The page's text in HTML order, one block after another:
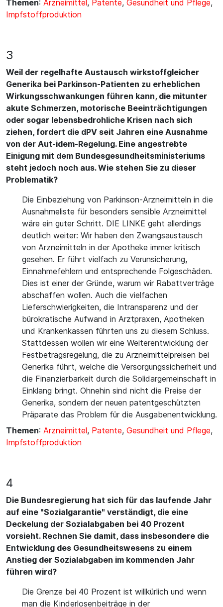
Themen: Arzneimittel, Patente, Gesundheit und Pflege,
Impfstoffproduktion
3
Weil der regelhafte Austausch wirkstoffgleicher
Generika bei Parkinson-Patienten zu erheblichen
Wirkungsschwankungen führen kann, die mitunter
akute Schmerzen, motorische Beeinträchtigungen
oder sogar lebensbedrohliche Krisen nach sich
ziehen, fordert die dPV seit Jahren eine Ausnahme
von der Aut-idem-Regelung. Eine angestrebte
Einigung mit dem Bundesgesundheitsministeriums
steht jedoch noch aus. Wie stehen Sie zu dieser
Problematik?
Die Einbeziehung von Parkinson-Arzneimitteln in die
Ausnahmeliste für besonders sensible Arzneimittel
wäre ein guter Schritt. DIE LINKE geht allerdings
deutlich weiter: Wir haben den Zwangsaustausch
von Arzneimitteln in der Apotheke immer kritisch
gesehen. Er führt vielfach zu Verunsicherung,
Einnahmefehlern und entsprechende Folgeschäden.
Dies ist einer der Gründe, warum wir Rabattverträge
abschaffen wollen. Auch die vielfachen
Lieferschwierigkeiten, die Intransparenz und der
bürokratische Aufwand in Arztpraxen, Apotheken
und Krankenkassen führten uns zu diesem Schluss.
Stattdessen wollen wir eine Weiterentwicklung der
Festbetragsregelung, die zu Arzneimittelpreisen bei
Generika führt, welche die Versorgungssicherheit und
die Finanzierbarkeit durch die Solidargemeinschaft in
Einklang bringt. Ohnehin sind nicht die Preise der
Generika, sondern der neuen patentgeschützten
Präparate das Problem für die Ausgabenentwicklung.
Themen: Arzneimittel, Patente, Gesundheit und Pflege,
Impfstoffproduktion
4
Die Bundesregierung hat sich für das laufende Jahr
auf eine "Sozialgarantie" verständigt, die eine
Deckelung der Sozialabgaben bei 40 Prozent
vorsieht. Rechnen Sie damit, dass insbesondere die
Entwicklung des Gesundheitswesens zu einem
Anstieg der Sozialabgaben im kommenden Jahr
führen wird?
Die Grenze bei 40 Prozent ist willkürlich und wenn
man die Kinderlosenbeiträge in der